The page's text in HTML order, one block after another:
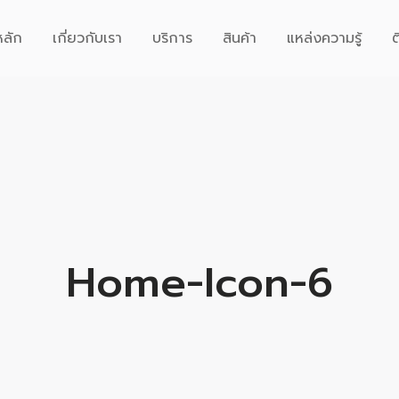
ลัก เกี่ยวกับเรา บริการ สินค้า แหล่งความรู้
Home-Icon-6